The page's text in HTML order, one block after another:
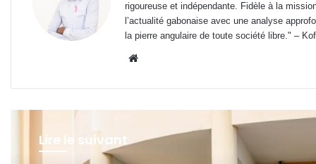
rigoureuse et indépendante. Fidèle à la
l’actualité gabonaise avec une analyse
la pierre angulaire de toute société libre." –
Lire le suivant